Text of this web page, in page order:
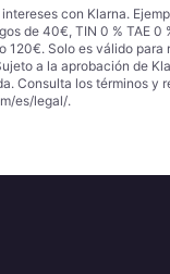
con Klarna.
de 40€, TIN 0 % TAE 0
120€. Solo es válido para
a la aprobación de
Consulta los términos y
es/legal/.